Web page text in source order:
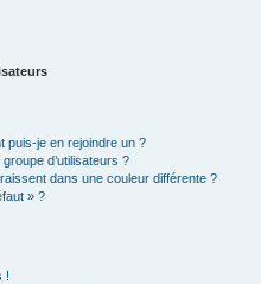
puis-je en rejoindre un ?
d’utilisateurs ?
dans une couleur différente ?
» ?
!